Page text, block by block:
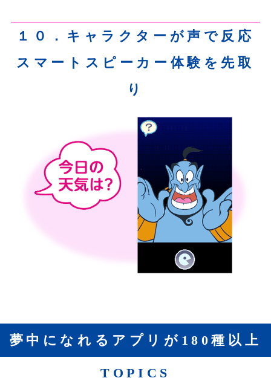
１０．キャラクターが声で反応
スマートスピーカー体験を先取
り
夢中になれるアプリが180種以上
TOPICS